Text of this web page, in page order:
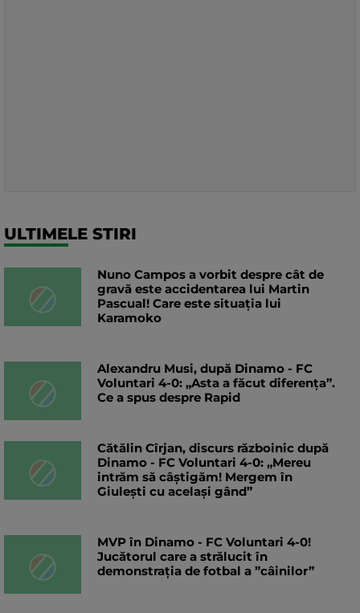
ULTIMELE STIRI
Nuno Campos a vorbit despre cât de
gravă este accidentarea lui Martin
Pascual! Care este situația lui
Karamoko
Alexandru Musi, după Dinamo - FC
Voluntari 4-0: „Asta a făcut diferența”.
Ce a spus despre Rapid
Cătălin Cîrjan, discurs războinic după
Dinamo - FC Voluntari 4-0: „Mereu
intrăm să câștigăm! Mergem în
Giulești cu același gând”
MVP în Dinamo - FC Voluntari 4-0!
Jucătorul care a strălucit în
demonstrația de fotbal a ”câinilor”